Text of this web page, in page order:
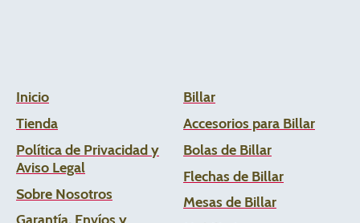
Inicio
Tienda
Política de Privacidad y
Aviso Legal
Sobre Nosotros
Billar
Accesorios para Billar
Bolas de Billar
Flechas de Billar
Mesas de Billar